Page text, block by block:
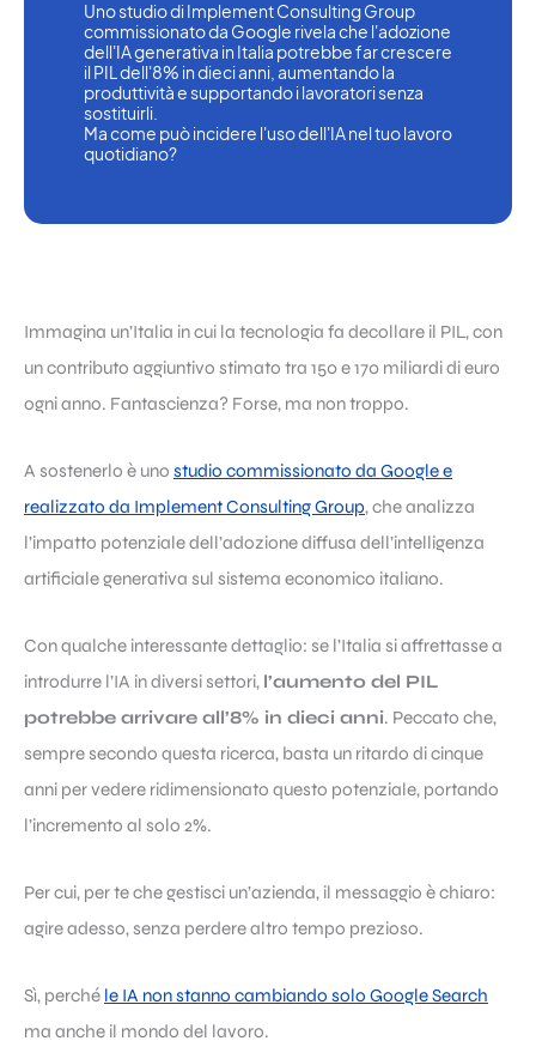
Uno studio di Implement Consulting Group
commissionato da Google rivela che l'adozione
dell'IA generativa in Italia potrebbe far crescere
il PIL dell'8% in dieci anni, aumentando la
produttività e supportando i lavoratori senza
sostituirli.
Ma come può incidere l'uso dell'IA nel tuo lavoro
quotidiano?
Immagina un’Italia in cui la tecnologia fa decollare il PIL, con
un contributo aggiuntivo stimato tra 150 e 170 miliardi di euro
ogni anno. Fantascienza? Forse, ma non troppo.
A sostenerlo è uno studio commissionato da Google e
realizzato da Implement Consulting Group, che analizza
l’impatto potenziale dell’adozione diffusa dell’intelligenza
artificiale generativa sul sistema economico italiano.
Con qualche interessante dettaglio: se l’Italia si affrettasse a
introdurre l’IA in diversi settori, l’aumento del PIL
potrebbe arrivare all’8% in dieci anni. Peccato che,
sempre secondo questa ricerca, basta un ritardo di cinque
anni per vedere ridimensionato questo potenziale, portando
l’incremento al solo 2%.
Per cui, per te che gestisci un’azienda, il messaggio è chiaro:
agire adesso, senza perdere altro tempo prezioso.
Sì, perché le IA non stanno cambiando solo Google Search
ma anche il mondo del lavoro.